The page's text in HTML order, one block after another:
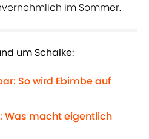
im Sommer.
um Schalke:
So wird Ebimbe auf
Was macht eigentlich